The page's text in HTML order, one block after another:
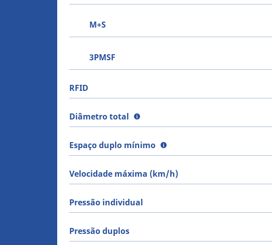
M+S
3PMSF
RFID
Diâmetro total
Espaço duplo mínimo
Velocidade máxima (km/h)
Pressão individual
Pressão duplos